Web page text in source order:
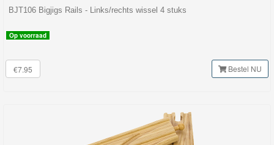
BJT106 Bigjigs Rails - Links/rechts wissel 4 stuks
Op voorraad
€7.95 Bestel NU